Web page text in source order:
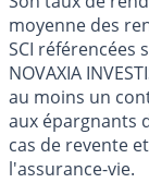
moyenne des
SCI référencées
NOVAXIA
au moins un
aux épargnants
cas de revente
l'assurance-vie.